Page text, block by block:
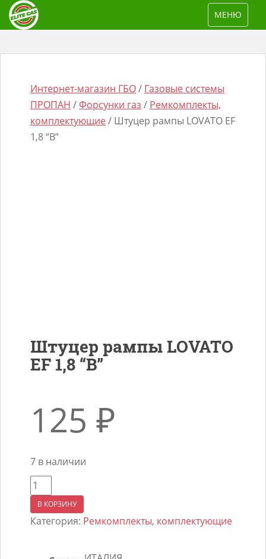
p
TOGGLE
МЕНЮ
Интернет-магазин ГБО/ Газовые системы
ПРОПАН /Форсунки газ / Ремкомплекты,
комплектующие/ Штуцер рампы LOVATO EF
1,8 “B”
Штуцер рампы LOVATO
EF 1,8 “B”
125 ₽
7 в наличии
Количество
товара
Штуцер
рампы
В КОРЗИНУ
Категория: Ремкомплекты, комплектующие